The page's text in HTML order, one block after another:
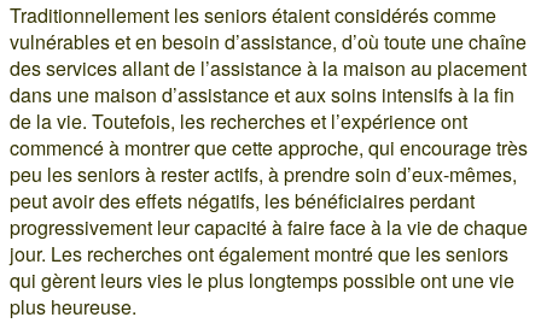
Traditionnellement les seniors étaient considérés comme
vulnérables et en besoin d’assistance, d’où toute une chaîne
des services allant de l’assistance à la maison au placement
dans une maison d’assistance et aux soins intensifs à la fin
de la vie. Toutefois, les recherches et l’expérience ont
commencé à montrer que cette approche, qui encourage très
peu les seniors à rester actifs, à prendre soin d’eux-mêmes,
peut avoir des effets négatifs, les bénéficiaires perdant
progressivement leur capacité à faire face à la vie de chaque
jour. Les recherches ont également montré que les seniors
qui gèrent leurs vies le plus longtemps possible ont une vie
plus heureuse.